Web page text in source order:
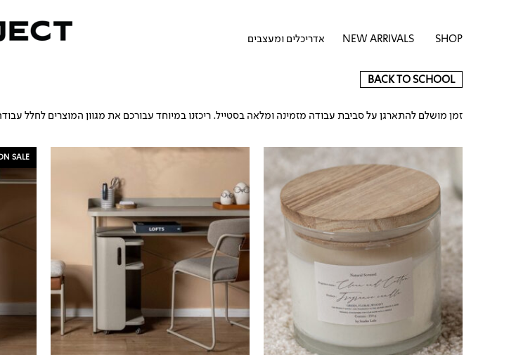
SHOP פתח SHOPNEW ARRIVALS אדריכלים ומעצבים
BACK TO SCHOOL
זמן מושלם להתארגן על סביבת עבודה מזמינה ומלאה בסטייל. ריכזנו במיוחד עבורכם את מגוון המוצרים לחלל
SALE